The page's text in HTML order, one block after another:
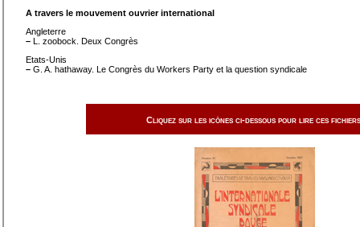
A travers le mouvement ouvrier international
Angleterre
– L. zoobock. Deux Congrès
Etats-Unis
– G. A. hathaway. Le Congrès du Workers Party et la question syndicale
Cliquez sur les icônes ci-dessous pour lire ces